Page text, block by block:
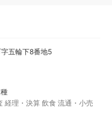
五輪下8番地5
経理・決算 飲食 流通・小売